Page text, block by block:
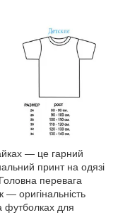
— це гарний
принт на одязі
перевага
— оригінальність
футболках для